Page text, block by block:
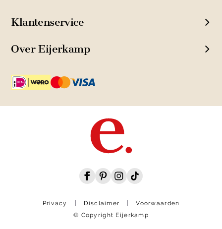
Klantenservice
Over Eijerkamp
Privacy Disclaimer
Voorwaarden
© Copyright Eijerkamp